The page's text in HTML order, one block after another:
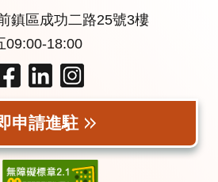
鎮區成功二路25號3樓
09:00-18:00
申請進駐